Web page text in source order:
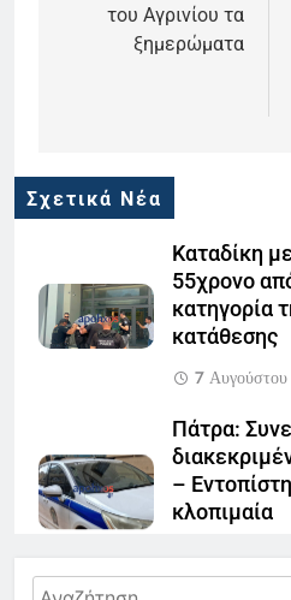
του Αγρινίου τα
ξημερώματα
Σχετικά Νέα
Καταδίκη
55χρονο
κατηγορία
κατάθεσης
7
Πάτρα:
–
κλοπιμαία
Αναζήτηση
Ο